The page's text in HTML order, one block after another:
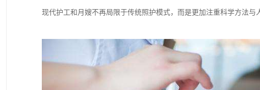
现代护工和月嫂不再局限于传统照护模式，而是更加注重科学方法与